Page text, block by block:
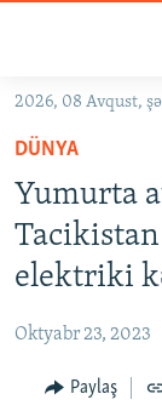
Əsas
qayıt
Əsas
naviqasiyaya
qayıt
Axtarışa
#ƏSLINDƏ
QANUNI DOĞRU
ARAŞDIRMA
2026, 08 Avqust,
DÜNYA
Yumurta
elektriki
Oktyabr 23, 2023
Paylaş